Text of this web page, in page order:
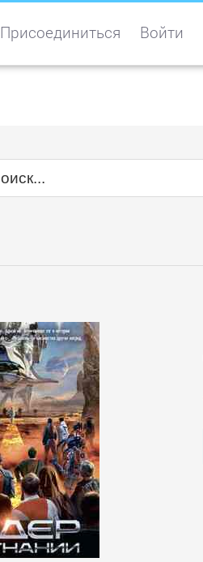
Присоединиться Войти